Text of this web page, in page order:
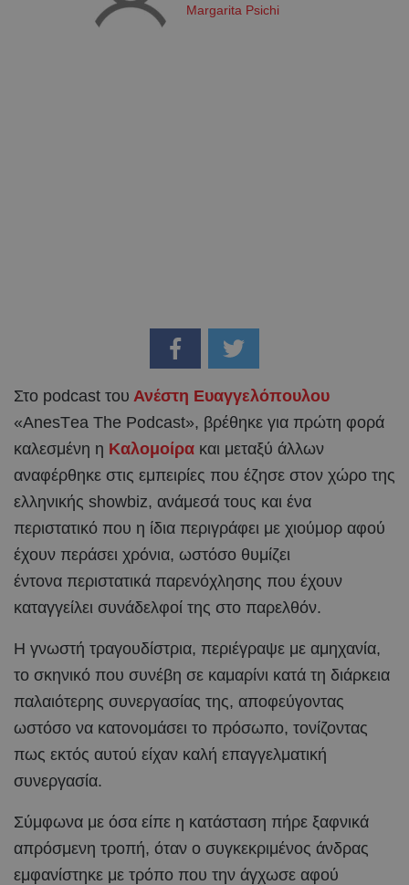
Margarita Psichi
Στο podcast του Ανέστη Ευαγγελόπουλου
«AnesΤea The Podcast», βρέθηκε για πρώτη φορά
καλεσμένη η Καλομοίρα και μεταξύ άλλων
αναφέρθηκε στις εμπειρίες που έζησε στον χώρο της
ελληνικής showbiz, ανάμεσά τους και ένα
περιστατικό που η ίδια περιγράφει με χιούμορ αφού
έχουν περάσει χρόνια, ωστόσο θυμίζει
έντονα περιστατικά παρενόχλησης που έχουν
καταγγείλει συνάδελφοί της στο παρελθόν.
Η γνωστή τραγουδίστρια, περιέγραψε με αμηχανία,
το σκηνικό που συνέβη σε καμαρίνι κατά τη διάρκεια
παλαιότερης συνεργασίας της, αποφεύγοντας
ωστόσο να κατονομάσει το πρόσωπο, τονίζοντας
πως εκτός αυτού είχαν καλή επαγγελματική
συνεργασία.
Σύμφωνα με όσα είπε η κατάσταση πήρε ξαφνικά
απρόσμενη τροπή, όταν ο συγκεκριμένος άνδρας
εμφανίστηκε με τρόπο που την άγχωσε αφού